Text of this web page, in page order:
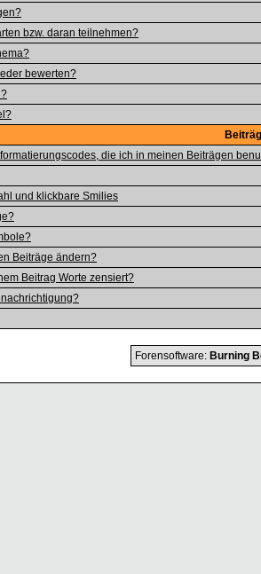
bzw. daran teilnehmen?
bewerten?
die ich in meinen Beiträgen
und klickbare Smilies
Beiträge ändern?
Beitrag Worte zensiert?
Forensoftware: Burning